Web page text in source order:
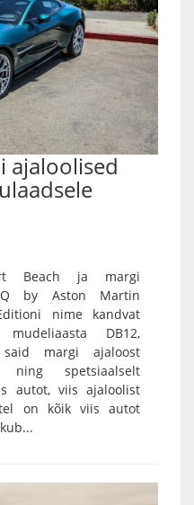
ajaloolised
Beach ja margi
Q by Aston Martin
nime kandvat
DB12,
margi ajaloost
ning spetsiaalselt
autot, viis ajaloolist
on kõik viis autot